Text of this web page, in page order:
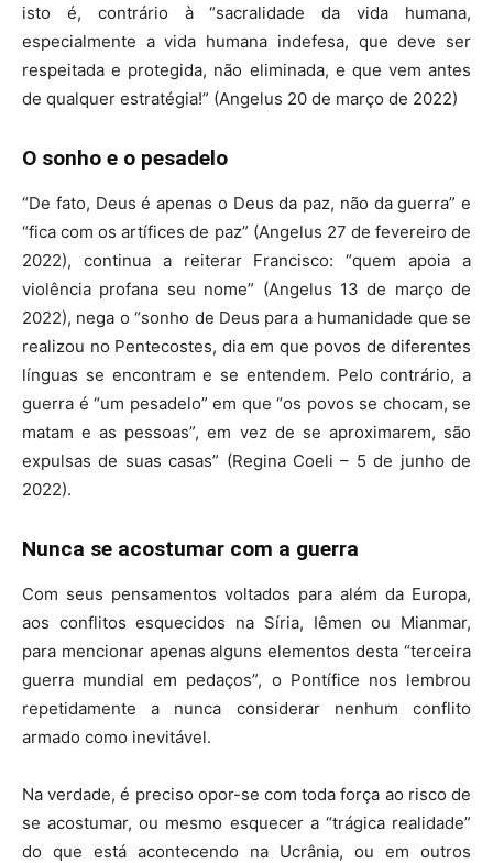
isto é, contrário à “sacralidade da vida humana,
especialmente a vida humana indefesa, que deve ser
respeitada e protegida, não eliminada, e que vem antes
de qualquer estratégia!” (Angelus 20 de março de 2022)
O sonho e o pesadelo
“De fato, Deus é apenas o Deus da paz, não da guerra” e
“fica com os artífices de paz” (Angelus 27 de fevereiro de
2022), continua a reiterar Francisco: “quem apoia a
violência profana seu nome” (Angelus 13 de março de
2022), nega o “sonho de Deus para a humanidade que se
realizou no Pentecostes, dia em que povos de diferentes
línguas se encontram e se entendem. Pelo contrário, a
guerra é “um pesadelo” em que “os povos se chocam, se
matam e as pessoas”, em vez de se aproximarem, são
expulsas de suas casas” (Regina Coeli – 5 de junho de
2022).
Nunca se acostumar com a guerra
Com seus pensamentos voltados para além da Europa,
aos conflitos esquecidos na Síria, Iêmen ou Mianmar,
para mencionar apenas alguns elementos desta “terceira
guerra mundial em pedaços”, o Pontífice nos lembrou
repetidamente a nunca considerar nenhum conflito
armado como inevitável.
Na verdade, é preciso opor-se com toda força ao risco de
se acostumar, ou mesmo esquecer a “trágica realidade”
do que está acontecendo na Ucrânia, ou em outros